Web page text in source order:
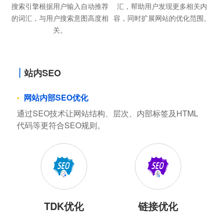
搜索引擎根据用户输入自动推荐
的词汇，与用户搜索意图高度相
关。
汇，帮助用户发现更多相关内
容，同时扩展网站的优化范围。
站内SEO
网站内部SEO优化
通过SEO技术让网站结构、层次、内部标签及HTML
代码等更符合SEO规则。
TDK优化 链接优化